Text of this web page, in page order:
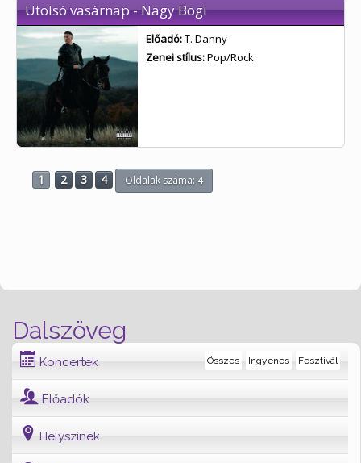
Dalszöveg
Koncertek Fesztivál
Ingyenes
Összes
Előadók
Helyszínek
Utolsó vasárnap - Nagy Bogi
Előadó:T. Danny
Zenei stílus:Pop/Rock
1 2 3 4 Oldalak száma: 4